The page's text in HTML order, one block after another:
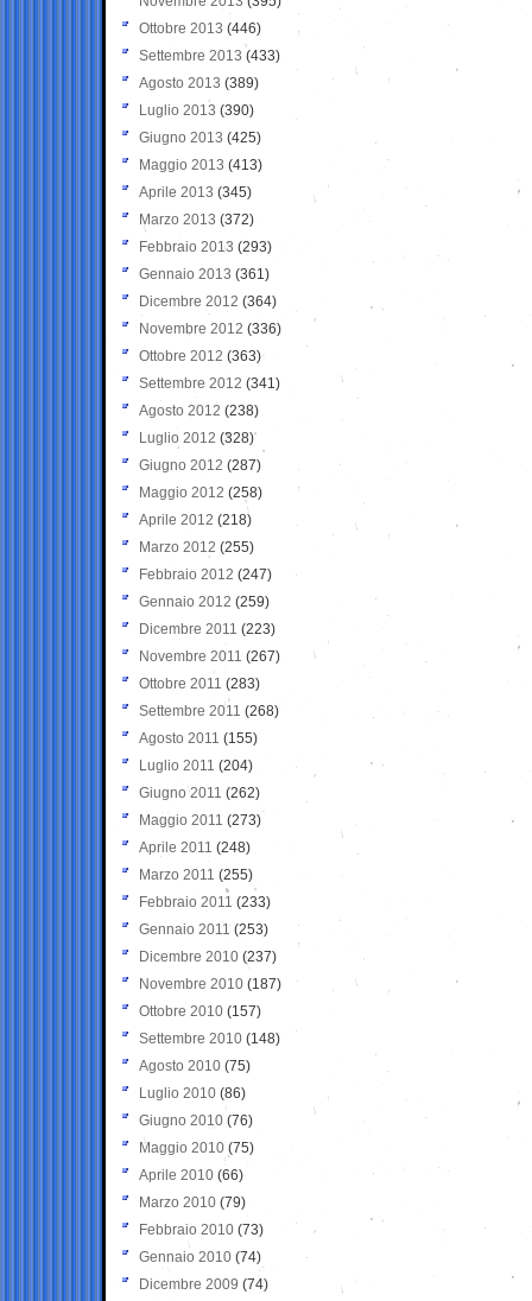
Ottobre 2013 (446)
Settembre 2013 (433)
Agosto 2013 (389)
Luglio 2013 (390)
Giugno 2013 (425)
Maggio 2013 (413)
Aprile 2013 (345)
Marzo 2013 (372)
Febbraio 2013 (293)
Gennaio 2013 (361)
Dicembre 2012 (364)
Novembre 2012 (336)
Ottobre 2012 (363)
Settembre 2012 (341)
Agosto 2012 (238)
Luglio 2012 (328)
Giugno 2012 (287)
Maggio 2012 (258)
Aprile 2012 (218)
Marzo 2012 (255)
Febbraio 2012 (247)
Gennaio 2012 (259)
Dicembre 2011 (223)
Novembre 2011 (267)
Ottobre 2011 (283)
Settembre 2011 (268)
Agosto 2011 (155)
Luglio 2011 (204)
Giugno 2011 (262)
Maggio 2011 (273)
Aprile 2011 (248)
Marzo 2011 (255)
Febbraio 2011 (233)
Gennaio 2011 (253)
Dicembre 2010 (237)
Novembre 2010 (187)
Ottobre 2010 (157)
Settembre 2010 (148)
Agosto 2010 (75)
Luglio 2010 (86)
Giugno 2010 (76)
Maggio 2010 (75)
Aprile 2010 (66)
Marzo 2010 (79)
Febbraio 2010 (73)
Gennaio 2010 (74)
Dicembre 2009 (74)